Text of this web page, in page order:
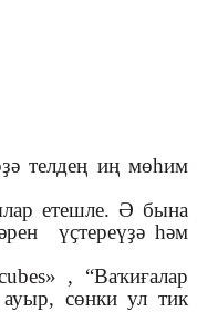
телдең иң мөһим
етешле. Ә бына
үҫтереүҙә һәм
, “Ваҡиғалар
сөнки ул тик